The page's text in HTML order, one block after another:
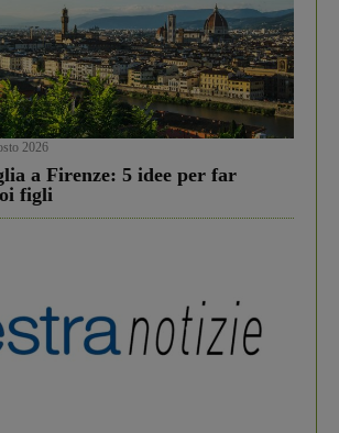
2026
a Firenze: 5 idee per far
figli